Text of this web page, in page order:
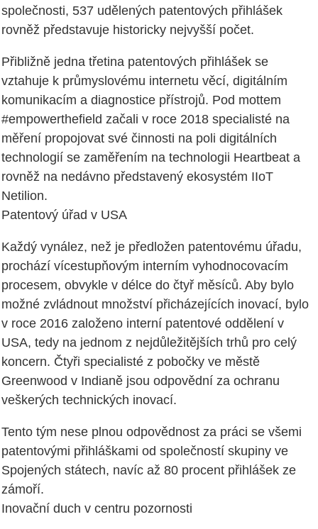
společnosti, 537 udělených patentových přihlášek
rovněž představuje historicky nejvyšší počet.
Přibližně jedna třetina patentových přihlášek se
vztahuje k průmyslovému internetu věcí, digitálním
komunikacím a diagnostice přístrojů. Pod mottem
#empowerthefield začali v roce 2018 specialisté na
měření propojovat své činnosti na poli digitálních
technologií se zaměřením na technologii Heartbeat a
rovněž na nedávno představený ekosystém IIoT
Netilion.
Patentový úřad v USA
Každý vynález, než je předložen patentovému úřadu,
prochází vícestupňovým interním vyhodnocovacím
procesem, obvykle v délce do čtyř měsíců. Aby bylo
možné zvládnout množství přicházejících inovací, bylo
v roce 2016 založeno interní patentové oddělení v
USA, tedy na jednom z nejdůležitějších trhů pro celý
koncern. Čtyři specialisté z pobočky ve městě
Greenwood v Indianě jsou odpovědní za ochranu
veškerých technických inovací.
Tento tým nese plnou odpovědnost za práci se všemi
patentovými přihláškami od společností skupiny ve
Spojených státech, navíc až 80 procent přihlášek ze
zámoří.
Inovační duch v centru pozornosti